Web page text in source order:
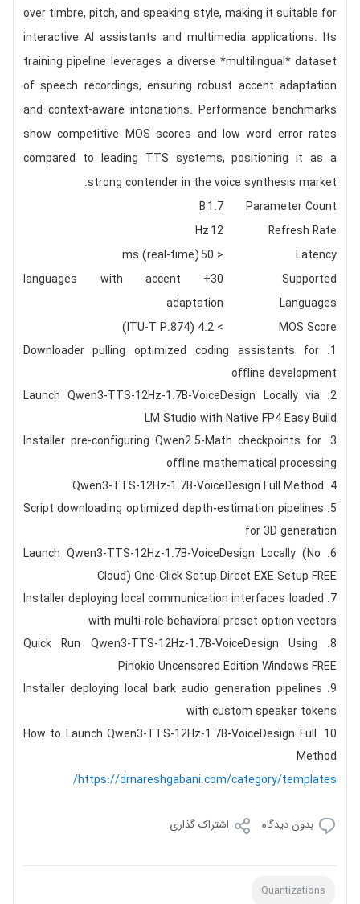
over timbre, pitch, and speaking style, making it suitable for
interactive AI assistants and multimedia applications. Its
training pipeline leverages a diverse *multilingual* dataset
of speech recordings, ensuring robust accent adaptation
and context‑aware intonations. Performance benchmarks
show competitive MOS scores and low word error rates
compared to leading TTS systems, positioning it as a
strong contender in the voice synthesis market.
Parameter Count
1.7 B
Refresh Rate
12 Hz
Latency
< 50 ms (real‑time)
Supported
Languages
30+ languages with accent
adaptation
MOS Score
> 4.2 (ITU‑T P.874)
Downloader pulling optimized coding assistants for
offline development
Launch Qwen3-TTS-12Hz-1.7B-VoiceDesign Locally via
LM Studio with Native FP4 Easy Build
Installer pre-configuring Qwen2.5-Math checkpoints for
offline mathematical processing
Qwen3-TTS-12Hz-1.7B-VoiceDesign Full Method
Script downloading optimized depth-estimation pipelines
for 3D generation
Launch Qwen3-TTS-12Hz-1.7B-VoiceDesign Locally (No
Cloud) One-Click Setup Direct EXE Setup FREE
Installer deploying local communication interfaces loaded
with multi-role behavioral preset option vectors
Quick Run Qwen3-TTS-12Hz-1.7B-VoiceDesign Using
Pinokio Uncensored Edition Windows FREE
Installer deploying local bark audio generation pipelines
with custom speaker tokens
How to Launch Qwen3-TTS-12Hz-1.7B-VoiceDesign Full
Method
https://drnareshgabani.com/category/templates/
بدون دیدگاه اشتراک گذاری
Quantizations